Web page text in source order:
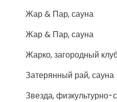
Жар & Пар, сауна
Жар & Пар, сауна
Жарко, загородный
Затерянный рай, сауна
Звезда,